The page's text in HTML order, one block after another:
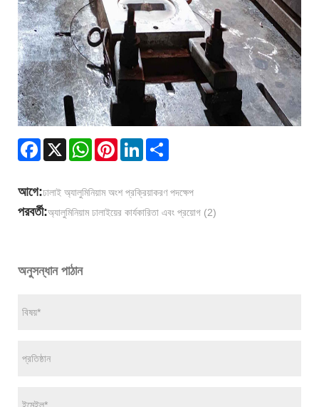
Facebook
X WhatsAppPinterestLinkedIn
আগে:ঢালাই অ্যালুমিনিয়াম অংশ প্রক্রিয়াকরণ পদক্ষেপ
পরবর্তী:অ্যালুমিনিয়াম ঢালাইয়ের কার্যকারিতা এবং প্রয়োগ (2)
অনুসন্ধান পাঠান